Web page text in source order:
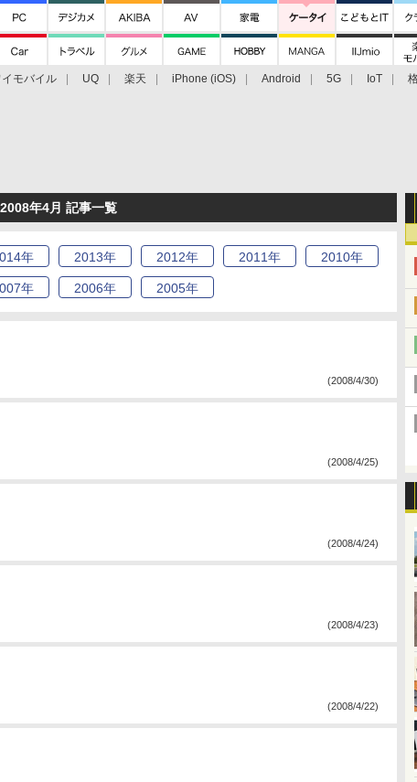
イモバイル UQ 楽天 iPhone (iOS) Android 5G IoT
年4月 記事一覧
年 2013年 2012年 2011年 2010年
年 2006年 2005年
(2008/4/30)
(2008/4/25)
(2008/4/24)
(2008/4/23)
(2008/4/22)